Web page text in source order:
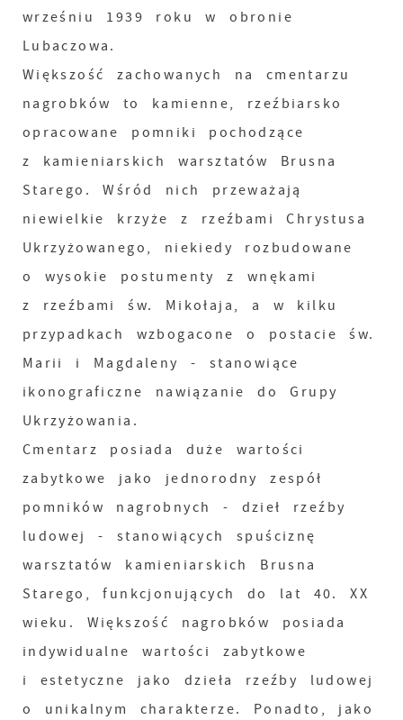
wrześniu 1939 roku w obronie
Lubaczowa.
Większość zachowanych na cmentarzu
nagrobków to kamienne, rzeźbiarsko
opracowane pomniki pochodzące
z kamieniarskich warsztatów Brusna
Starego. Wśród nich przeważają
niewielkie krzyże z rzeźbami Chrystusa
Ukrzyżowanego, niekiedy rozbudowane
o wysokie postumenty z wnękami
z rzeźbami św. Mikołaja, a w kilku
przypadkach wzbogacone o postacie św.
Marii i Magdaleny - stanowiące
ikonograficzne nawiązanie do Grupy
Ukrzyżowania.
Cmentarz posiada duże wartości
zabytkowe jako jednorodny zespół
pomników nagrobnych - dzieł rzeźby
ludowej - stanowiących spuściznę
warsztatów kamieniarskich Brusna
Starego, funkcjonujących do lat 40. XX
wieku. Większość nagrobków posiada
indywidualne wartości zabytkowe
i estetyczne jako dzieła rzeźby ludowej
o unikalnym charakterze. Ponadto, jako